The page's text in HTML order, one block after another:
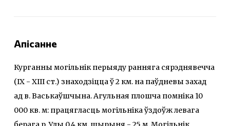
Апісанне
Курганны могільнік перыяду ранняга сярэднявечча
(IX - XIII ст.) знаходзіцца ў 2 км. на паўдневы захад
ад в. Васькаўшчына. Агульная плошча помніка 10
000 кв. м: працягласць могільніка ўздоўж левага